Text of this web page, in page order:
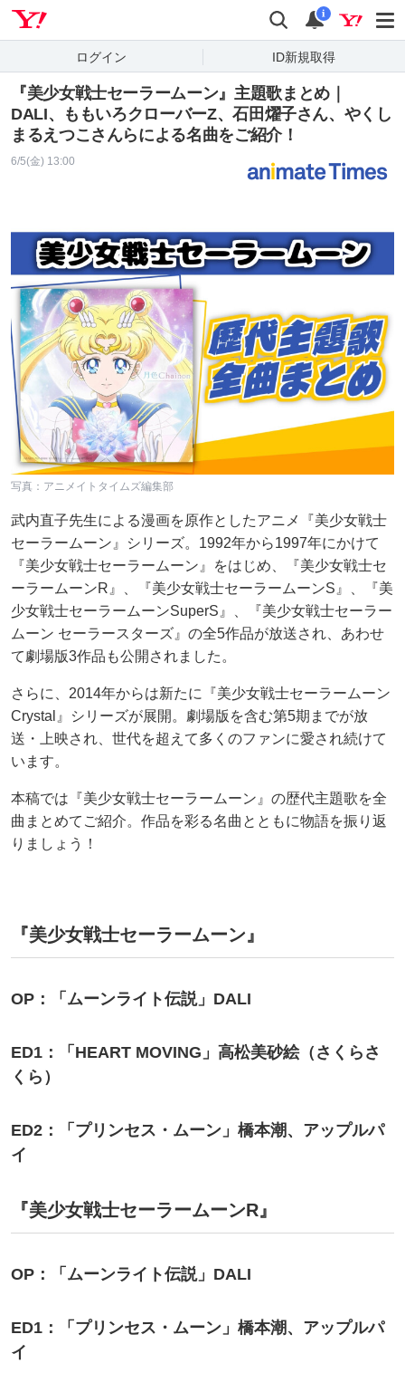
検索 通知
i
ログイン ID新規取得
『美少女戦士セーラームーン』主題歌まとめ｜
DALI、ももいろクローバーZ、石田燿子さん、やくし
まるえつこさんらによる名曲をご紹介！
6/5(金) 13:00
写真：アニメイトタイムズ編集部
武内直子先生による漫画を原作としたアニメ『美少女戦士
セーラームーン』シリーズ。1992年から1997年にかけて
『美少女戦士セーラームーン』をはじめ、『美少女戦士セ
ーラームーンR』、『美少女戦士セーラームーンS』、『美
少女戦士セーラームーンSuperS』、『美少女戦士セーラー
ムーン セーラースターズ』の全5作品が放送され、あわせ
て劇場版3作品も公開されました。
さらに、2014年からは新たに『美少女戦士セーラームーン
Crystal』シリーズが展開。劇場版を含む第5期までが放
送・上映され、世代を超えて多くのファンに愛され続けて
います。
本稿では『美少女戦士セーラームーン』の歴代主題歌を全
曲まとめてご紹介。作品を彩る名曲とともに物語を振り返
りましょう！
『美少女戦士セーラームーン』
OP：「ムーンライト伝説」DALI
ED1：「HEART MOVING」高松美砂絵（さくらさ
くら）
ED2：「プリンセス・ムーン」橋本潮、アップルパ
イ
『美少女戦士セーラームーンR』
OP：「ムーンライト伝説」DALI
ED1：「プリンセス・ムーン」橋本潮、アップルパ
イ